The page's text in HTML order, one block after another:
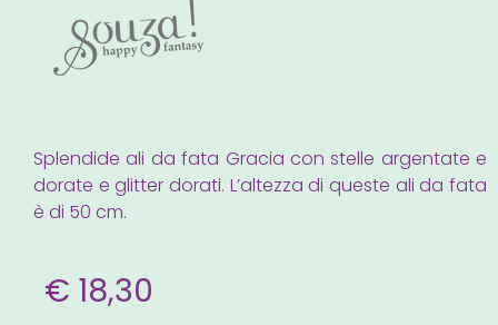
Splendide ali da fata Gracia con stelle argentate e
dorate e glitter dorati. L’altezza di queste ali da fata
è di 50 cm.
€ 18,30